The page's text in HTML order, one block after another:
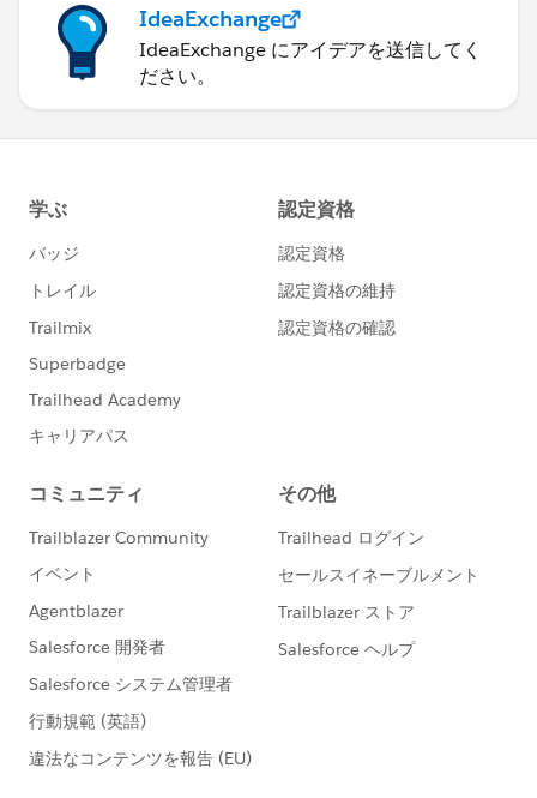
IdeaExchange
IdeaExchange にアイデアを送信してく
ださい。